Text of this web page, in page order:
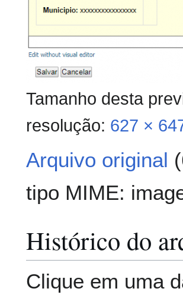
Tamanho desta
resolução: 627 ×
Arquivo original
tipo MIME:
Histórico do
Clique em uma